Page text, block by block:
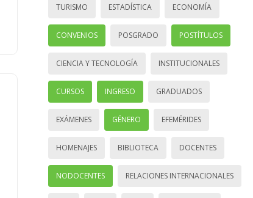
TURISMO ESTADÍSTICA ECONOMÍA
CONVENIOS POSGRADO POSTÍTULOS
CIENCIA Y TECNOLOGÍA INSTITUCIONALES
CURSOS INGRESO GRADUADOS
EXÁMENES GÉNERO EFEMÉRIDES
HOMENAJES BIBLIOTECA DOCENTES
NODOCENTES RELACIONES INTERNACIONALES